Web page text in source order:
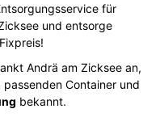
für
und entsorge
Andrä am Zicksee an,
Container und
bekannt.